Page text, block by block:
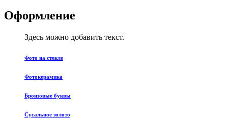
Оформление
Здесь можно добавить текст.
Фото на стекле
Фотокерамика
Бронзовые буквы
Сусальное золото